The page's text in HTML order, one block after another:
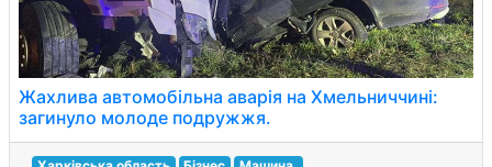
Жахлива автомобільна аварія на Хмельниччині:
загинуло молоде подружжя.